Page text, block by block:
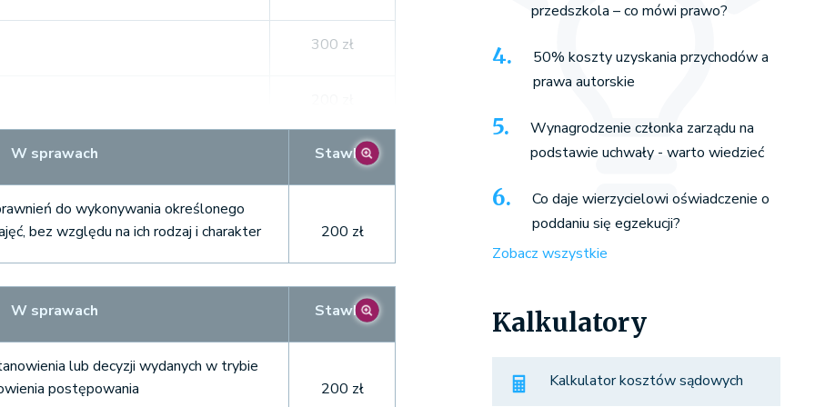
8.000 zł
wzajemnych
10.000
300 zł
200 zł
osobistych
i wiz 300 zł
i obywatelstwa 100 zł
W sprawach Stawka
do wykonywania określonego
bez względu na ich rodzaj i charakter
200 zł
W sprawach Stawka
lub decyzji wydanych w trybie
postępowania
200 zł
przedszkola – co mówi prawo?
50% koszty uzyskania przychodów a
prawa autorskie
Wynagrodzenie członka zarządu na
podstawie uchwały - warto wiedzieć
Co daje wierzycielowi oświadczenie o
poddaniu się egzekucji?
Zobacz wszystkie
Kalkulatory
Kalkulator kosztów sądowych